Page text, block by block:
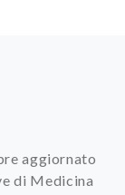
aggiornato
di Medicina